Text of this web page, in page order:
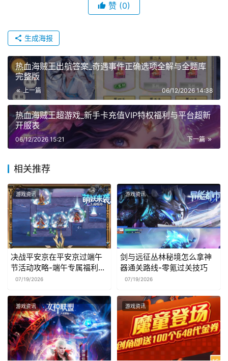
赞 (0)
生成海报
热血海贼王出航答案_奇遇事件正确选项全解与全题库
完整版
上一篇 06/12/2026 14:38
热血海贼王超游戏_新手卡充值VIP特权福利与平台超新
开服表
下一篇
06/12/2026 15:21
相关推荐
游戏资讯
决战平安京在平安京过端午
节活动攻略-端午专属福利获
取指南
07/19/2026
游戏资讯
剑与远征丛林秘境怎么拿神
器通关路线-零氪过关技巧
07/19/2026
游戏资讯 游戏资讯